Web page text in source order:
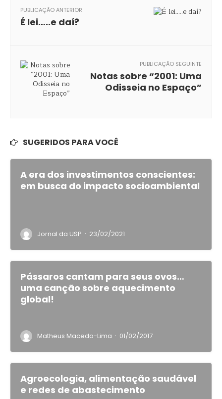
PUBLICAÇÃO ANTERIOR
É lei…..e daí?
PUBLICAÇÃO SEGUINTE
Notas sobre “2001: Uma
Odisseia no Espaço”
SUGERIDOS PARA VOCÊ
A era dos investimentos conscientes:
em busca do impacto socioambiental
Jornal da USP · 23/02/2021
Pássaros cantam para seus ovos…
uma canção sobre aquecimento
global!
Matheus Macedo-Lima · 01/02/2017
Agroecologia, alimentação saudável
e redes de abastecimento